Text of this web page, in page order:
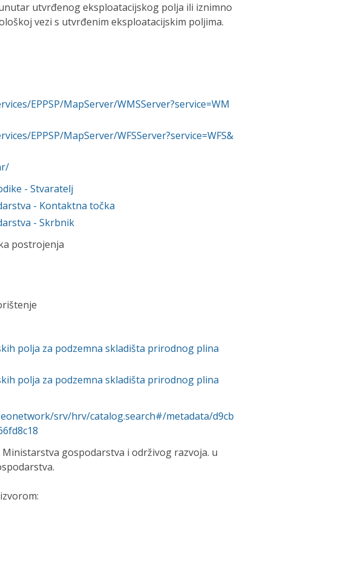
utvrđenog eksploatacijskog polja ili iznimno
vezi s utvrđenim eksploatacijskim poljima.
EPPSP/MapServer/WMSServer?service=WM
EPPSP/MapServer/WFSServer?service=WFS&
- Stvaratelj
- Kontaktna točka
- Skrbnik
postrojenja
polja za podzemna skladišta prirodnog plina
polja za podzemna skladišta prirodnog plina
srv/hrv/catalog.search#/metadata/d9cb
gospodarstva i održivog razvoja. u